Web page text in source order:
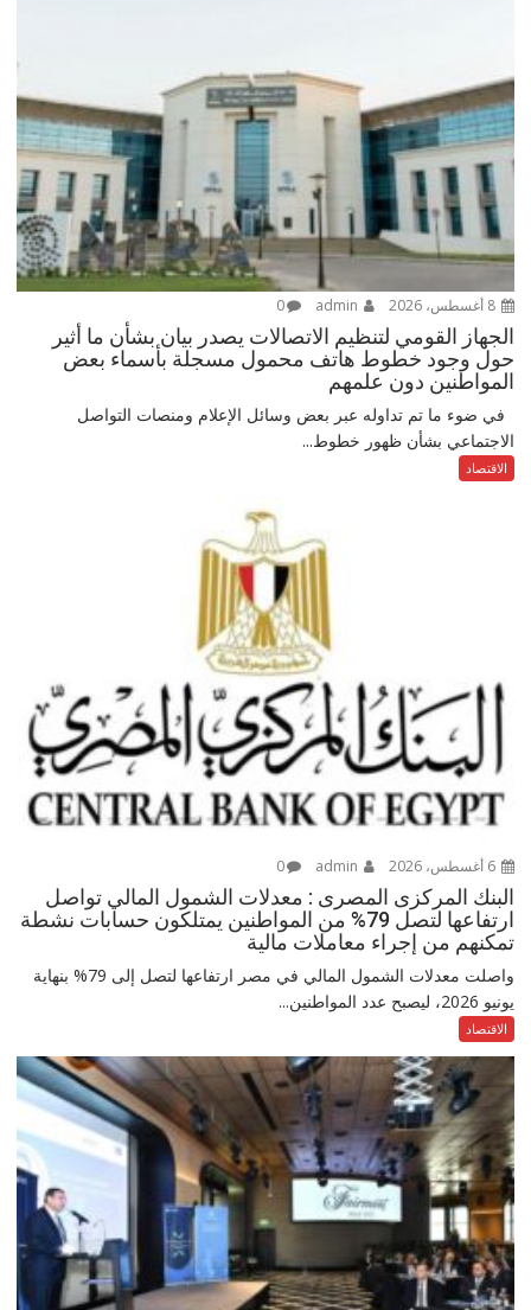
8 أغسطس، 2026 0
الجهاز القومي لتنظيم الاتصالات يصدر بيان بشأن ما أثير
حول وجود خطوط هاتف محمول مسجلة بأسماء بعض
المواطنين دون علمهم
في ضوء ما تم تداوله عبر بعض وسائل الإعلام ومنصات التواصل
الاجتماعي بشأن ظهور خطوط...
الاقتصاد
6 أغسطس، 2026 0
البنك المركزى المصرى : معدلات الشمول المالي تواصل
ارتفاعها لتصل 79% من المواطنين يمتلكون حسابات نشطة
تمكنهم من إجراء معاملات مالية
واصلت معدلات الشمول المالي في مصر ارتفاعها لتصل إلى 79% بنهاية
يونيو 2026، ليصبح عدد المواطنين...
الاقتصاد